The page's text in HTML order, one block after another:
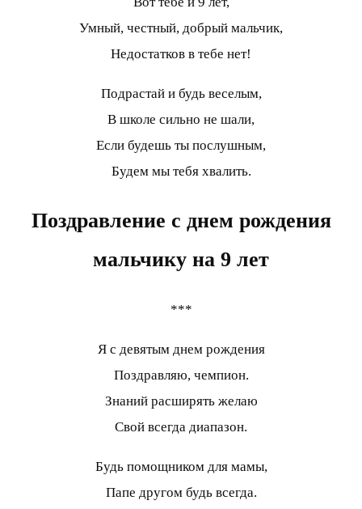
Умный, честный, добрый мальчик,
Недостатков в тебе нет!
Подрастай и будь веселым,
В школе сильно не шали,
Если будешь ты послушным,
Будем мы тебя хвалить.
Поздравление с днем рождения
мальчику на 9 лет
***
Я с девятым днем рождения
Поздравляю, чемпион.
Знаний расширять желаю
Свой всегда диапазон.
Будь помощником для мамы,
Папе другом будь всегда.